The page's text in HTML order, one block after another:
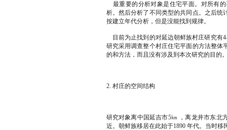
最重要的分析对象是住宅平面。对所有
析。然后分析了不同类型的共同点。之后
按建立年代分析，但是没能找到规律。
目前为止找到的对延边朝鲜族村庄研究有
研究采用调查整个村庄住宅平面的方法整
的和方法，而且没有涉及到本次研究的目的
2. 村庄的空间结构
研究对象离中国延吉市5㎞ ，离龙井市东北
近。朝鲜族移居在此始于1890 年代。当时